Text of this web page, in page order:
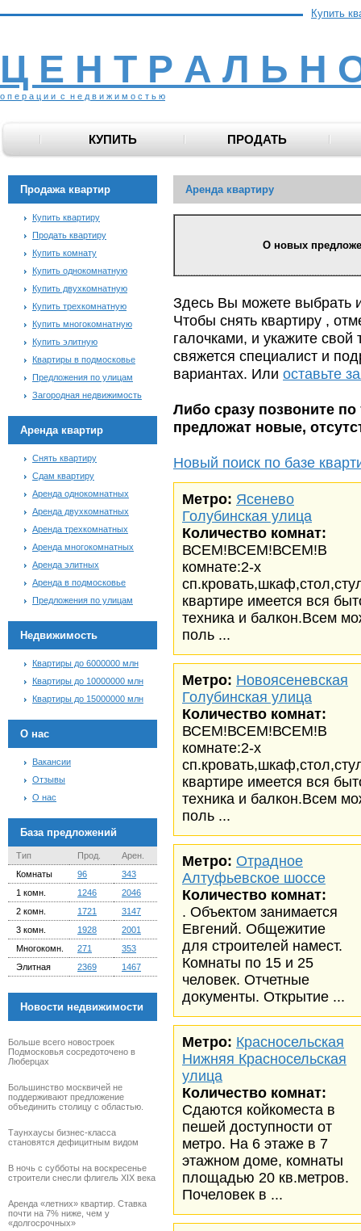
Купить
Ц Е Н Т Р А Л Ь Н
о п е р а ц и и с н е д в и ж и м о с т ь ю
КУПИТЬ ПРОДАТЬ
Продажа квартир
Купить квартиру
Продать квартиру
Купить комнату
Купить однокомнатную
Купить двухкомнатную
Купить трехкомнатную
Купить многокомнатную
Купить элитную
Квартиры в подмосковье
Предложения по улицам
Загородная недвижимость
Аренда квартир
Снять квартиру
Сдам квартиру
Аренда однокомнатных
Аренда двухкомнатных
Аренда трехкомнатных
Аренда многокомнатных
Аренда элитных
Аренда в подмосковье
Предложения по улицам
Недвижимость
Квартиры до 6000000 млн
Квартиры до 10000000 млн
Квартиры до 15000000 млн
О нас
Вакансии
Отзывы
О нас
База предложений
Тип Прод.
Арен.
Комнаты
96
343
1 комн.
1246
2046
2 комн.
1721
3147
3 комн.
1928
2001
Многокомн.
271
353
Элитная
2369 1467
Новости недвижимости
Больше всего новостроек
Подмосковья сосредоточено в
Люберцах
Большинство москвичей не
поддерживают предложение
объединить столицу с областью.
Таунхаусы бизнес-класса
становятся дефицитным видом
В ночь с субботы на воскресенье
строители снесли флигель XIX века
Аренда «летних» квартир. Ставка
почти на 7% ниже, чем у
«долгосрочных»
Аренда квартиру
О новых
Здесь Вы можете выбрать
Чтобы снять квартиру ,
галочками, и укажите
свяжется специалист и
вариантах. Или оставьте
Либо сразу позвоните
предложат новые,
Новый поиск по базе
Метро: Ясенево
Голубинская улица
Количество комнат:
ВСЕМ!ВСЕМ!ВСЕМ!В
комнате:2-х
квартире имеется вся
техника и балкон.Всем
поль ...
Метро: Новоясеневская
Голубинская улица
Количество комнат:
ВСЕМ!ВСЕМ!ВСЕМ!В
комнате:2-х
квартире имеется вся
техника и балкон.Всем
поль ...
Метро: Отрадное
Алтуфьевское шоссе
Количество комнат:
. Объектом занимается
Евгений. Общежитие
для строителей намест.
Комнаты по 15 и 25
человек. Отчетные
документы. Открытие ...
Метро: Красносельская
Нижняя Красносельская
улица
Количество комнат:
Сдаются койкоместа в
пешей доступности от
метро. На 6 этаже в 7
этажном доме, комнаты
площадью 20 кв.метров.
Почеловек в ...